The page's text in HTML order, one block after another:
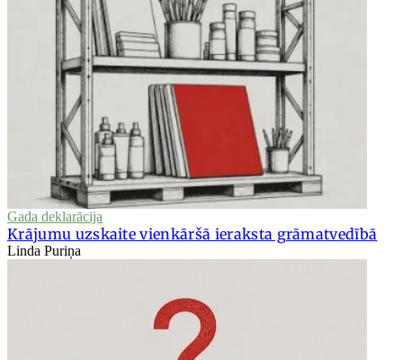
Gada deklarācija
Krājumu uzskaite vienkāršā ieraksta grāmatvedībā
Linda Puriņa